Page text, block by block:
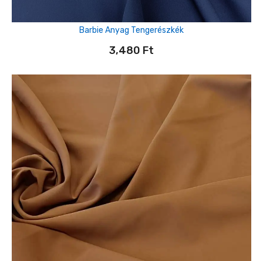
Barbie Anyag Tengerészkék
3,480 Ft